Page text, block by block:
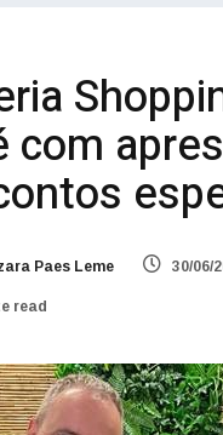
com
Paes Leme 30/06/
read